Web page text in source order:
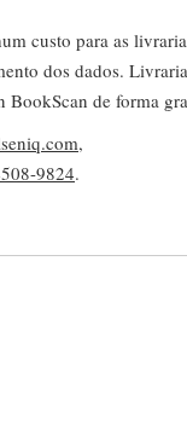
custo para as
dos dados.
BookScan de forma
,
9824.